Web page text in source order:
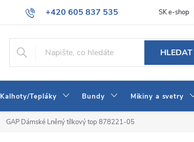
+420 605 837 535
info@jeans-shop.cz
Obchodní podmínky Naše prodejna Blog
SK e-shop
HLEDAT
Kalhoty/Tepláky Bundy Mikiny a svetry
GAP Dámské Lněný tílkový top 878221-05